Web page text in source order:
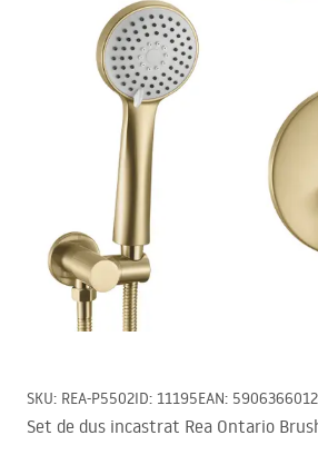
SKU: REA-P5502ID: 11195EAN:
Set de dus incastrat Rea Ontario